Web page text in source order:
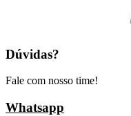
Dúvidas?
Fale com nosso time!
Whatsapp